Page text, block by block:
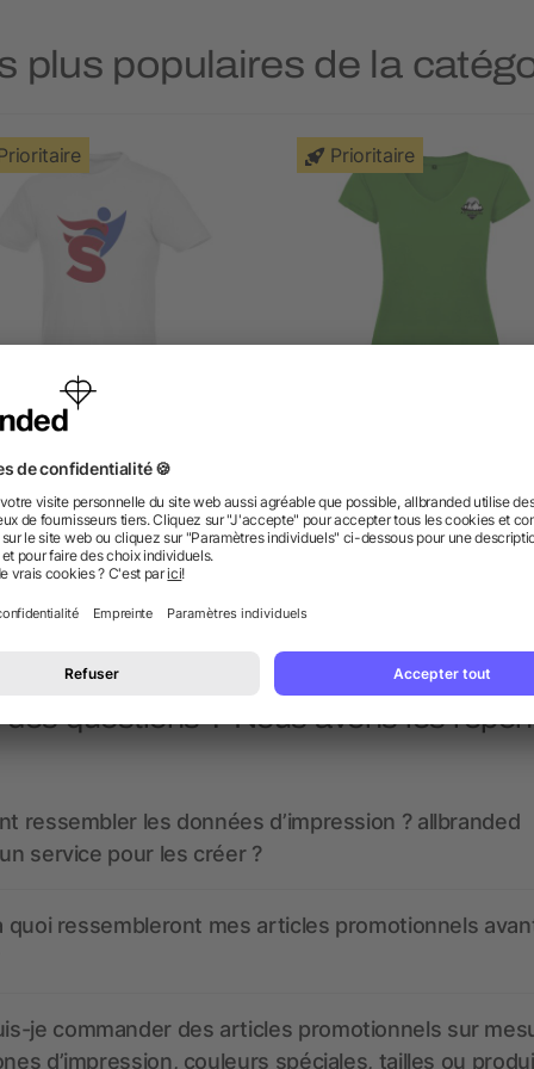
plus populaires de la
courtes Heros
dès 2,10 €
Prioritaire
dès 2,21 €
des questions ? Nous avons les
ressembler les données d’impression ? allbranded
service pour les créer ?
quoi ressembleront mes articles promotionnels
je commander des articles promotionnels sur
d’impression, couleurs spéciales, tailles ou